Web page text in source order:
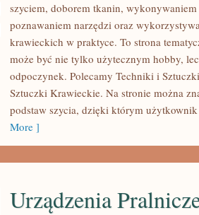
SZYCIE
ZERO
WASTE
szyciem, doborem tkanin,
poznawaniem narzędzi oraz
krawieckich w praktyce. To strona
może być nie tylko użytecznym hobby,
odpoczynek. Polecamy Techniki i
Sztuczki Krawieckie. Na stronie można
podstaw szycia, dzięki którym
More ]
Urządzenia